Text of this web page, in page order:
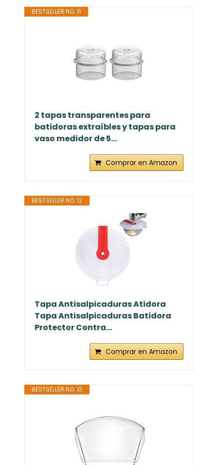
BESTSELLER NO. 11
2 tapas transparentes para
batidoras extraíbles y tapas para
vaso medidor de 5...
Comprar en Amazon
BESTSELLER NO. 12
Tapa Antisalpicaduras Atidora
Tapa Antisalpicaduras Batidora
Protector Contra...
Comprar en Amazon
BESTSELLER NO. 13